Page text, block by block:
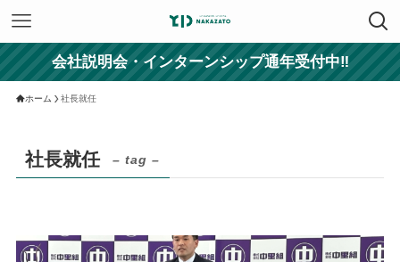
会社説明会・インターンシップ通年受付中‼
ホーム 社長就任
社長就任 – tag –